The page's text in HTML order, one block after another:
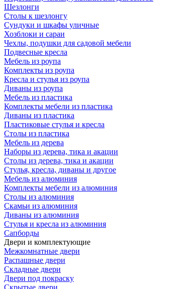
Шезлонги
Столы к шезлонгу
Сундуки и шкафы уличные
Хозблоки и сараи
Чехлы, подушки для садовой мебели
Подвесные кресла
Мебель из роупа
Комплекты из роупа
Кресла и стулья из роупа
Диваны из роупа
Мебель из пластика
Комплекты мебели из пластика
Диваны из пластика
Пластиковые стулья и кресла
Столы из пластика
Мебель из дерева
Наборы из дерева, тика и акации
Столы из дерева, тика и акации
Стулья, кресла, диваны и другое
Мебель из алюминия
Комплекты мебели из алюминия
Столы из алюминия
Скамьи из алюминия
Диваны из алюминия
Стулья и кресла из алюминия
Сапборды
Двери и комплектующие
Межкомнатные двери
Распашные двери
Складные двери
Двери под покраску
Скрытые двери